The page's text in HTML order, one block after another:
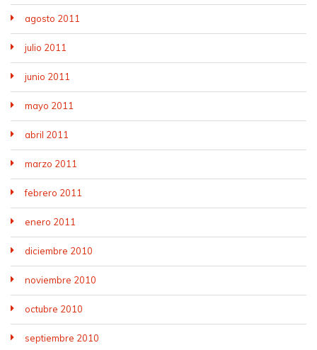
agosto 2011
julio 2011
junio 2011
mayo 2011
abril 2011
marzo 2011
febrero 2011
enero 2011
diciembre 2010
noviembre 2010
octubre 2010
septiembre 2010